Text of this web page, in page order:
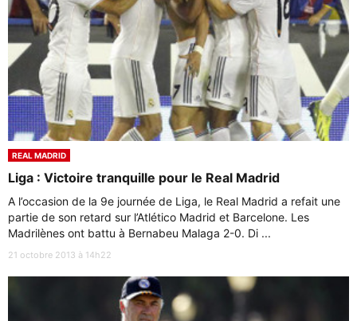
REAL MADRID
Liga : Victoire tranquille pour le Real Madrid
A l’occasion de la 9e journée de Liga, le Real Madrid a refait une
partie de son retard sur l’Atlético Madrid et Barcelone. Les
Madrilènes ont battu à Bernabeu Malaga 2-0. Di ...
21 octobre 2013 à 14h22